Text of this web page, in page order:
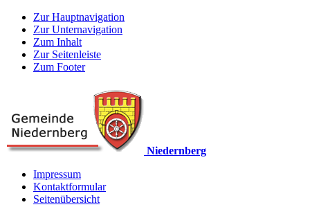
Zur Hauptnavigation
Zur Unternavigation
Zum Inhalt
Zur Seitenleiste
Zum Footer
Niedernberg
Impressum
Kontaktformular
Seitenübersicht